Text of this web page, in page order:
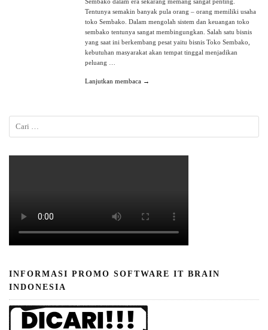
Tentunya semakin banyak pula orang – orang memiliki usaha
toko Sembako. Dalam mengolah sistem dan keuangan toko
sembako tentunya sangat membingungkan. Salah satu bisnis
yang saat ini berkembang pesat yaitu bisnis Toko Sembako,
kebutuhan masyarakat akan tempat tinggal menjadikan
peluang …
Lanjutkan membaca →
INFORMASI PROMO SOFTWARE IT BRAIN
INDONESIA